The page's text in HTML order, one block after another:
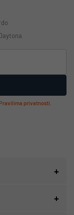
Pravilima privatnosti